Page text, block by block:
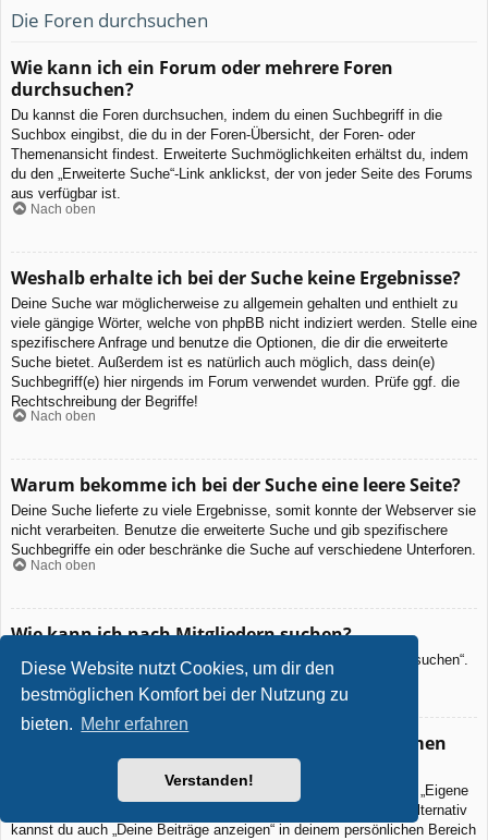
Diese Website nutzt Cookies, um dir den
bestmöglichen Komfort bei der Nutzung zu
bieten. Mehr erfahren
Verstanden!
Die Foren durchsuchen
Wie kann ich ein Forum oder mehrere Foren
durchsuchen?
Du kannst die Foren durchsuchen, indem du einen Suchbegriff in die
Suchbox eingibst, die du in der Foren-Übersicht, der Foren- oder
Themenansicht findest. Erweiterte Suchmöglichkeiten erhältst du, indem
du den „Erweiterte Suche“-Link anklickst, der von jeder Seite des Forums
aus verfügbar ist.
Nach oben
Weshalb erhalte ich bei der Suche keine Ergebnisse?
Deine Suche war möglicherweise zu allgemein gehalten und enthielt zu
viele gängige Wörter, welche von phpBB nicht indiziert werden. Stelle eine
spezifischere Anfrage und benutze die Optionen, die dir die erweiterte
Suche bietet. Außerdem ist es natürlich auch möglich, dass dein(e)
Suchbegriff(e) hier nirgends im Forum verwendet wurden. Prüfe ggf. die
Rechtschreibung der Begriffe!
Nach oben
Warum bekomme ich bei der Suche eine leere Seite?
Deine Suche lieferte zu viele Ergebnisse, somit konnte der Webserver sie
nicht verarbeiten. Benutze die erweiterte Suche und gib spezifischere
Suchbegriffe ein oder beschränke die Suche auf verschiedene Unterforen.
Nach oben
Wie kann ich nach Mitgliedern suchen?
Gehe zur „Mitglieder“-Seite und klicke auf „Nach einem Mitglied suchen“.
Nach oben
Wie kann ich meine eigenen Beiträge und Themen
Deine eigenen Beiträge kannst du dir anzeigen lassen, indem du „Eigene
Beiträge“ im Schnellzugriff oben auf der Boardseite auswählst. Alternativ
kannst du auch „Deine Beiträge anzeigen“ in deinem persönlichen Bereich